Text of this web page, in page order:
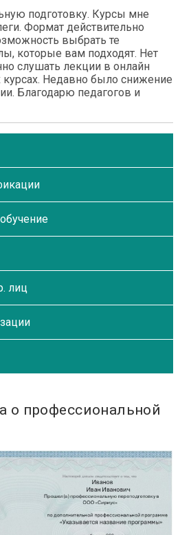
подготовку. Курсы мне
Формат действительно
выбрать те
которые вам подходят. Нет
слушать лекции в онлайн
курсах. Недавно было снижение
Благодарю педагогов и
лиц
о профессиональной